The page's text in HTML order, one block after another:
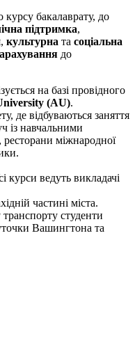
бакалаврату, до
підтримка,
, культурна та соціальна
до
на базі провідного
(AU).
де відбуваються заняття
із навчальними
ресторани міжнародної
курси ведуть викладачі
частині міста.
студенти
Вашингтона та